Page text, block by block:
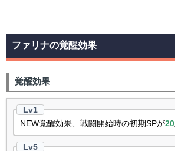
ファリナの覚醒効果
覚醒効果
NEW覚醒効果、戦闘開始時の初期SPが20